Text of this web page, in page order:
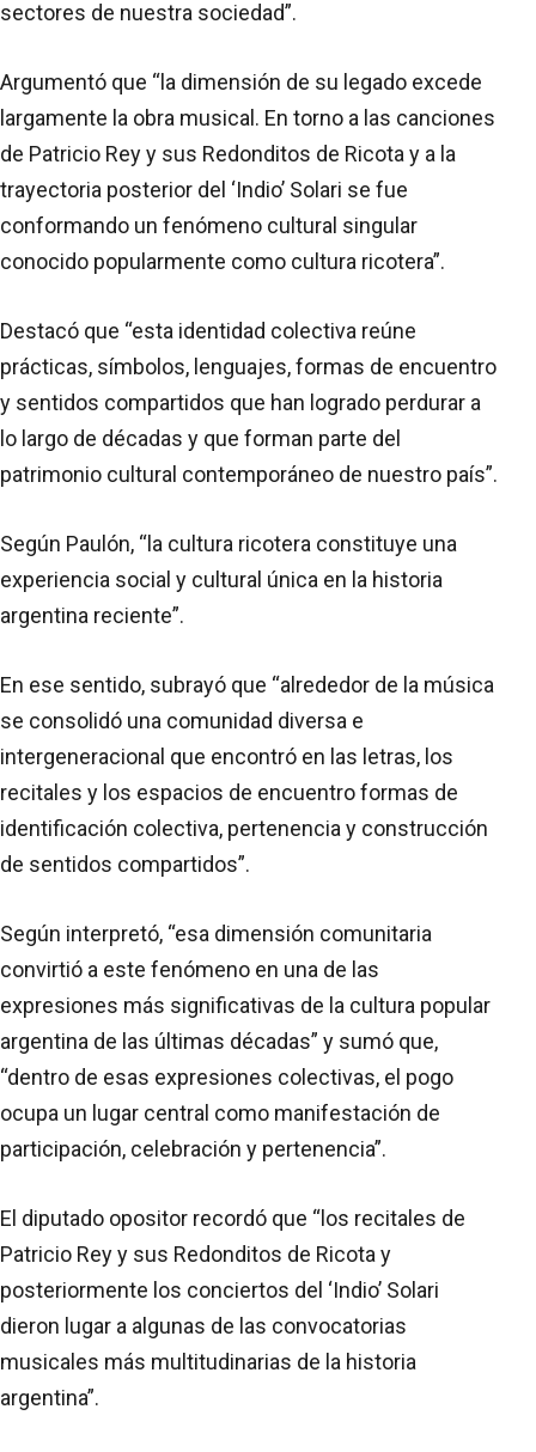
sectores de nuestra sociedad”.
Argumentó que “la dimensión de su legado excede
largamente la obra musical. En torno a las canciones
de Patricio Rey y sus Redonditos de Ricota y a la
trayectoria posterior del ‘Indio’ Solari se fue
conformando un fenómeno cultural singular
conocido popularmente como cultura ricotera”.
Destacó que “esta identidad colectiva reúne
prácticas, símbolos, lenguajes, formas de encuentro
y sentidos compartidos que han logrado perdurar a
lo largo de décadas y que forman parte del
patrimonio cultural contemporáneo de nuestro país”.
Según Paulón, “la cultura ricotera constituye una
experiencia social y cultural única en la historia
argentina reciente”.
En ese sentido, subrayó que “alrededor de la música
se consolidó una comunidad diversa e
intergeneracional que encontró en las letras, los
recitales y los espacios de encuentro formas de
identificación colectiva, pertenencia y construcción
de sentidos compartidos”.
Según interpretó, “esa dimensión comunitaria
convirtió a este fenómeno en una de las
expresiones más significativas de la cultura popular
argentina de las últimas décadas” y sumó que,
“dentro de esas expresiones colectivas, el pogo
ocupa un lugar central como manifestación de
participación, celebración y pertenencia”.
El diputado opositor recordó que “los recitales de
Patricio Rey y sus Redonditos de Ricota y
posteriormente los conciertos del ‘Indio’ Solari
dieron lugar a algunas de las convocatorias
musicales más multitudinarias de la historia
argentina”.